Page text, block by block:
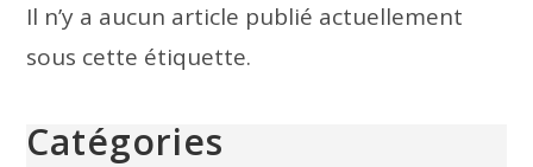
Il n’y a aucun article publié actuellement
sous cette étiquette.
Catégories